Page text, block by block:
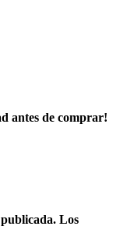
antes de comprar!
Los